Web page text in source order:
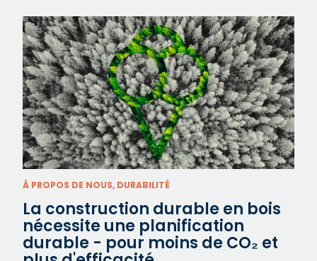
À PROPOS DE NOUS, DURABILITÉ
La construction durable en bois
nécessite une planification
durable - pour moins de CO₂ et